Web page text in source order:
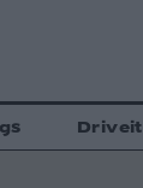
Driveit